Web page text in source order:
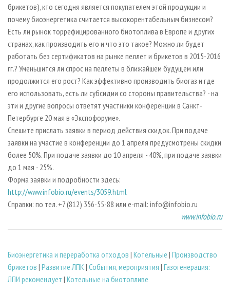
брикетов), кто сегодня является покупателем этой продукции и
почему биоэнергетика считается высокорентабельным бизнесом?
Есть ли рынок торрефицированного биотоплива в Европе и других
странах, как производить его и что это такое? Можно ли будет
работать без сертификатов на рынке пеллет и брикетов в 2015-2016
гг.? Уменьшится ли спрос на пеллеты в ближайшем будущем или
продолжится его рост? Как эффективно производить биогаз и где
его использовать, есть ли субсидии со стороны правительства? - на
эти и другие вопросы ответят участники конференции в Санкт-
Петербурге 20 мая в «Экспофоруме».
Спешите прислать заявки в период действия скидок. При подаче
заявки на участие в конференции до 1 апреля предусмотрены скидки
более 50%. При подаче заявки до 10 апреля - 40%, при подаче заявки
до 1 мая - 25%.
Форма заявки и подробности здесь:
http://www.infobio.ru/events/3059.html
Справки: по тел. +7 (812) 356-55-88 или e-mail: info@infobio.ru
www.infobio.ru
Биoэнергетика и переработка отходов | Котельные | Производство
брикетов | Развитие ЛПК | События, мероприятия | Газогенерация:
ЛПИ рекомендует | Котельные на биотопливе